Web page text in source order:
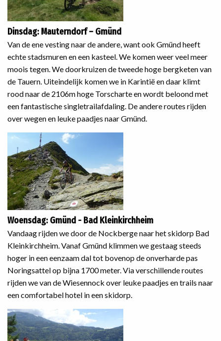
Dinsdag: Mauterndorf – Gmünd
Van de ene vesting naar de andere, want ook Gmünd heeft
echte stadsmuren en een kasteel. We komen weer veel meer
moois tegen. We doorkruizen de tweede hoge bergketen van
de Tauern. Uiteindelijk komen we in Karintië en daar klimt
rood naar de 2106m hoge Torscharte en wordt beloond met
een fantastische singletrailafdaling. De andere routes rijden
over wegen en leuke paadjes naar Gmünd.
Woensdag: Gmünd - Bad Kleinkirchheim
Vandaag rijden we door de Nockberge naar het skidorp Bad
Kleinkirchheim. Vanaf Gmünd klimmen we gestaag steeds
hoger in een eenzaam dal tot bovenop de onverharde pas
Noringsattel op bijna 1700 meter. Via verschillende routes
rijden we van de Wiesennock over leuke paadjes en trails naar
een comfortabel hotel in een skidorp.